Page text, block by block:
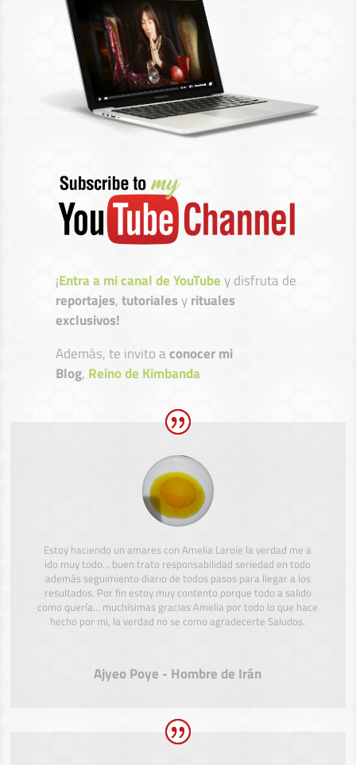
¡Entra a mi canal de YouTubey disfruta de
reportajes,tutorialesyrituales
exclusivos!
Además, te invito aconocer mi
Blog, Reino de Kimbanda
Estoy haciendo un amares con Amelia Laroie la verdad me a
ido muy todo… buen trato responsabilidad seriedad en todo
además seguimiento diario de todos pasos para llegar a los
resultados. Por fin estoy muy contento porque todo a salido
como quería… muchísimas gracias Amelia por todo lo que hace
hecho por mi, la verdad no se como agradecerte Saludos.
Ajyeo Poye - Hombre de Irán